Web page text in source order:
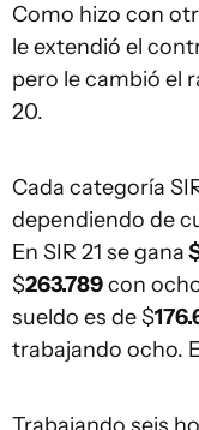
Como hizo con
le extendió el
pero le cambió el
20.
Cada categoría
dependiendo de
En SIR 21 se gana
$263.789con
sueldo es de $
trabajando ocho.